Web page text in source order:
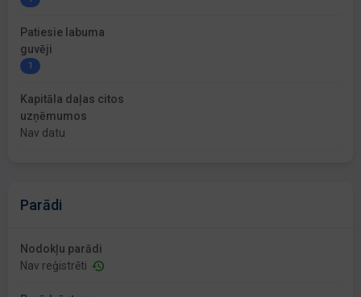
Patiesie labuma
guvēji
1
Kapitāla daļas citos
uzņēmumos
Nav datu
Parādi
Nodokļu parādi
Nav reģistrēti